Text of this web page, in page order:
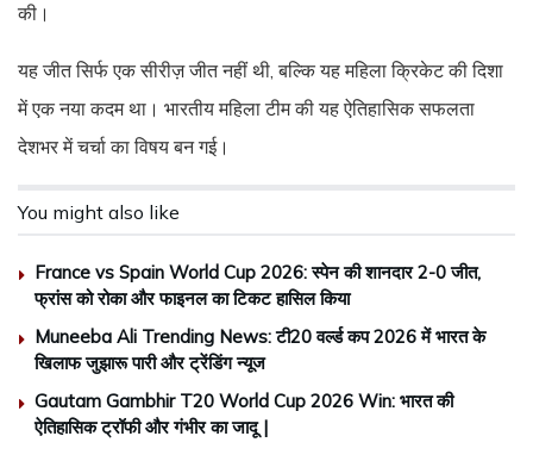
की।
यह जीत सिर्फ एक सीरीज़ जीत नहीं थी, बल्कि यह महिला क्रिकेट की दिशा
में एक नया कदम था। भारतीय महिला टीम की यह ऐतिहासिक सफलता
देशभर में चर्चा का विषय बन गई।
You might also like
France vs Spain World Cup 2026: स्पेन की शानदार 2-0 जीत,
फ्रांस को रोका और फाइनल का टिकट हासिल किया
Muneeba Ali Trending News: टी20 वर्ल्ड कप 2026 में भारत के
खिलाफ जुझारू पारी और ट्रेंडिंग न्यूज
Gautam Gambhir T20 World Cup 2026 Win: भारत की
ऐतिहासिक ट्रॉफी और गंभीर का जादू |